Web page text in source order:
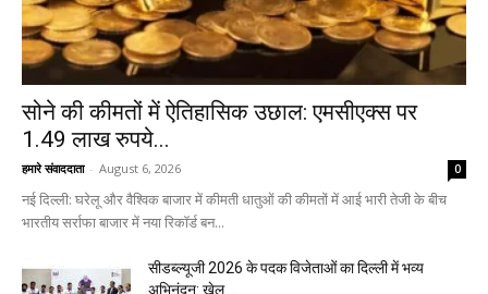
सोने की कीमतों में ऐतिहासिक उछाल: एमसीएक्स पर
1.49 लाख रुपये...
हमारे संवाददाता - August 6, 2026 0
नई दिल्ली: घरेलू और वैश्विक बाजार में कीमती धातुओं की कीमतों में आई भारी तेजी के बीच
भारतीय सर्राफा बाजार में नया रिकॉर्ड बन...
सीडब्ल्यूजी 2026 के पदक विजेताओं का दिल्ली में भव्य
अभिनंदन: खेल...